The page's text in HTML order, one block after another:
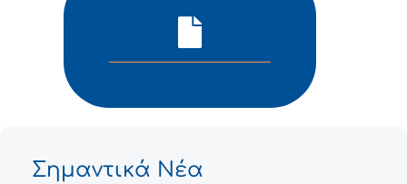
Σημαντικά Νέα